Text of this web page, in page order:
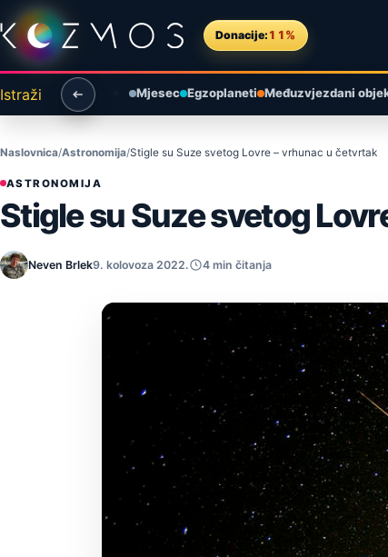
Preskoči na sadržaj
Donacije: 11%
Istraži Mjesec Egzoplaneti Međuzvjezdani
Naslovnica Astronomija Stigle su Suze svetog Lovre – vrhunac u četvrtak
ASTRONOMIJA
Stigle su Suze svetog
Neven Brlek9. kolovoza 2022. 4 min čitanja